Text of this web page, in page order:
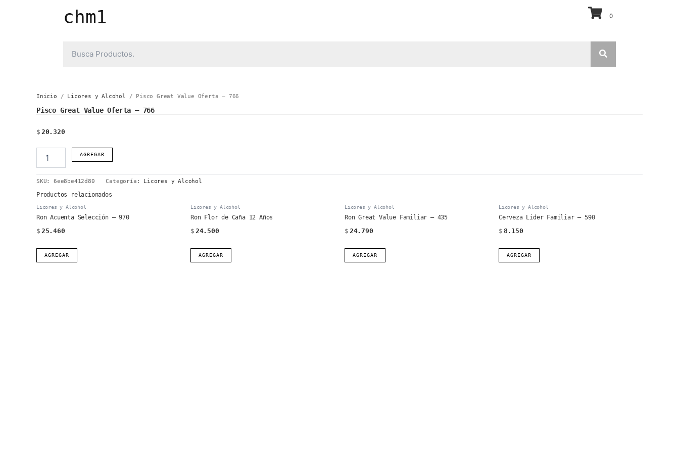
chm1 0
Inicio / Licores y Alcohol / Pisco Great Value Oferta – 766
Pisco Great Value Oferta – 766
$ 20.320
Great
Value
Oferta
-
cantidad
AGREGAR
SKU: 6ee8be412d80 Categoría: Licores y Alcohol
Productos relacionados
Licores y Alcohol
Ron Acuenta Selección – 970
$ 25.460
AGREGAR
Licores y Alcohol
Ron Flor de Caña 12 Años
$ 24.500
AGREGAR
Licores y Alcohol
Ron Great Value Familiar – 435
$ 24.790
AGREGAR
Licores y Alcohol
Cerveza Lider Familiar – 590
$ 8.150
AGREGAR